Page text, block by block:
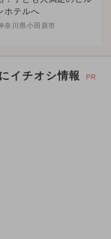
ホテルへ
奈川県小田原市
イチオシ情報 PR